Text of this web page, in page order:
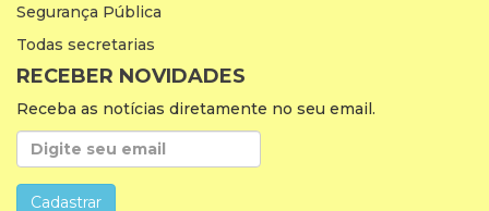
Segurança Pública
Todas secretarias
RECEBER NOVIDADES
Receba as notícias diretamente no seu email.